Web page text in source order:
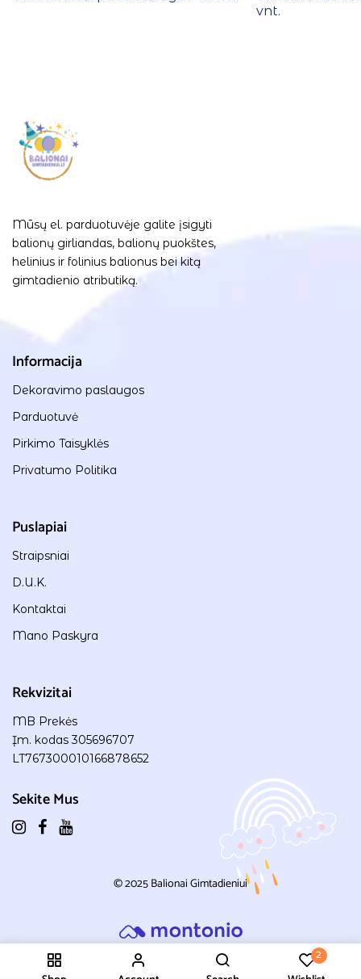
2
vnt.
Mūsų el. parduotuvėje galite įsigyti
balionų girliandas, balionų puokštes,
helinius ir folinius balionus bei kitą
gimtadienio atributiką.
Informacija
Dekoravimo paslaugos
Parduotuvė
Pirkimo Taisyklės
Privatumo Politika
Puslapiai
Straipsniai
D.U.K.
Kontaktai
Mano Paskyra
Rekvizitai
MB Prekės
Įm. kodas 305696707
LT767300010166878652
Sekite Mus
© 2025Balionai Gimtadieniui